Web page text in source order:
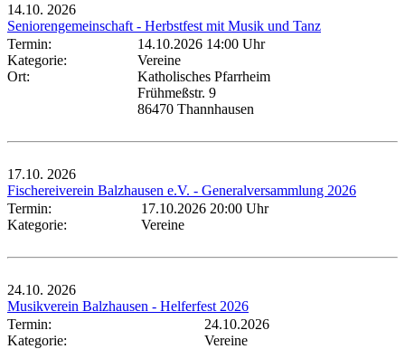
14.10. 2026
Seniorengemeinschaft - Herbstfest mit Musik und Tanz
Termin:
14.10.2026 14:00 Uhr
Kategorie:
Vereine
Ort:
Katholisches Pfarrheim
Frühmeßstr. 9
86470 Thannhausen
17.10. 2026
Fischereiverein Balzhausen e.V. - Generalversammlung 2026
Termin:
17.10.2026 20:00 Uhr
Kategorie:
Vereine
24.10. 2026
Musikverein Balzhausen - Helferfest 2026
Termin:
24.10.2026
Kategorie:
Vereine